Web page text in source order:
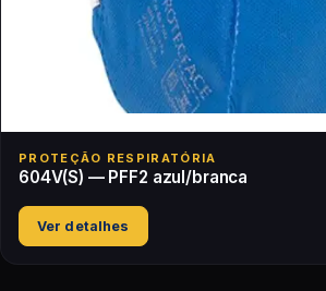
PROTEÇÃO RESPIRATÓRIA
604V(S) — PFF2 azul/branca
Ver detalhes